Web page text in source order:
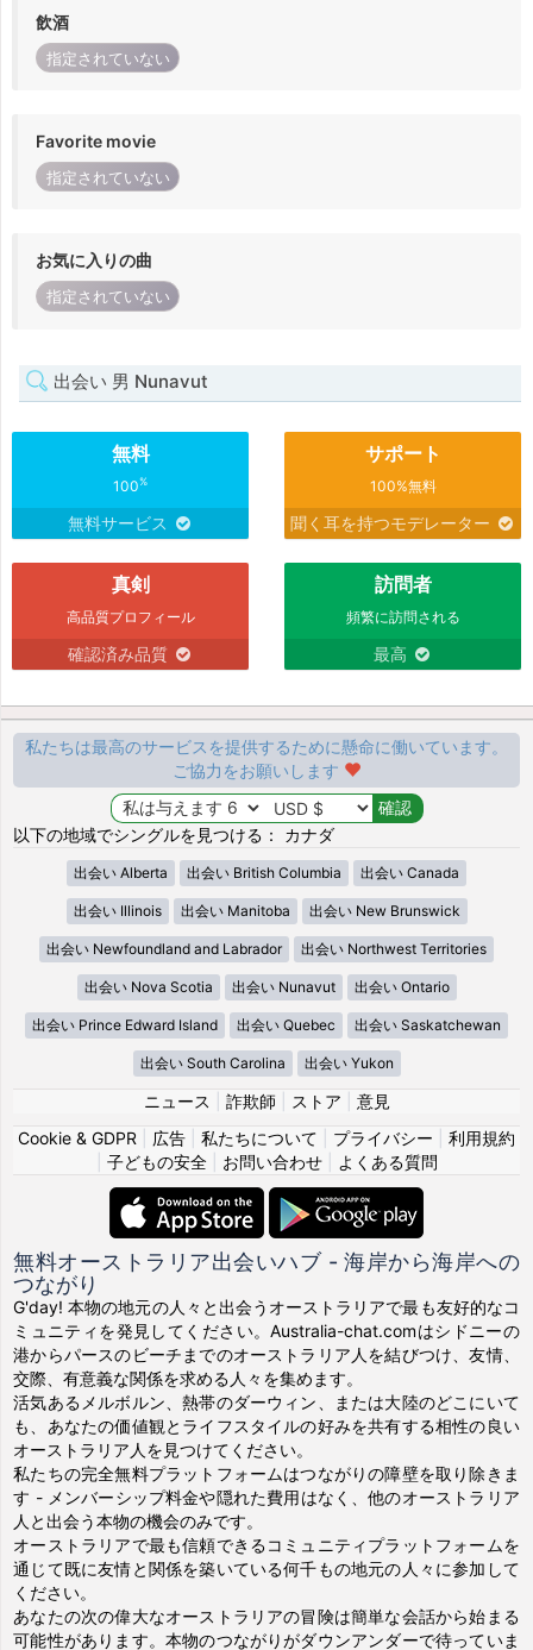
飲酒
指定されていない
Favorite movie
指定されていない
お気に入りの曲
指定されていない
出会い 男 Nunavut
無料
100%
無料サービス
サポート
100%無料
聞く耳を持つモデレーター
真剣
高品質プロフィール
確認済み品質
訪問者
頻繁に訪問される
最高
私たちは最高のサービスを提供するために懸命に働いています。
ご協力をお願いします
以下の地域でシングルを見つける： カナダ
出会い Alberta 出会い British Columbia 出会い Canada
出会い Illinois 出会い Manitoba 出会い New Brunswick
出会い Newfoundland and Labrador 出会い Northwest Territories
出会い Nova Scotia 出会い Nunavut 出会い Ontario
出会い Prince Edward Island 出会い Quebec 出会い Saskatchewan
出会い South Carolina 出会い Yukon
ニュース 詐欺師 ストア
意見
Cookie & GDPR
広告 私たちについて プライバシー
利用規約
子どもの安全| お問い合わせ| よくある質問
無料オーストラリア出会いハブ - 海岸から海岸への
つながり
G'day! 本物の地元の人々と出会うオーストラリアで最も友好的なコ
ミュニティを発見してください。Australia-chat.comはシドニーの
港からパースのビーチまでのオーストラリア人を結びつけ、友情、
交際、有意義な関係を求める人々を集めます。
活気あるメルボルン、熱帯のダーウィン、または大陸のどこにいて
も、あなたの価値観とライフスタイルの好みを共有する相性の良い
オーストラリア人を見つけてください。
私たちの完全無料プラットフォームはつながりの障壁を取り除きま
す - メンバーシップ料金や隠れた費用はなく、他のオーストラリア
人と出会う本物の機会のみです。
オーストラリアで最も信頼できるコミュニティプラットフォームを
通じて既に友情と関係を築いている何千もの地元の人々に参加して
ください。
あなたの次の偉大なオーストラリアの冒険は簡単な会話から始まる
可能性があります。本物のつながりがダウンアンダーで待っていま